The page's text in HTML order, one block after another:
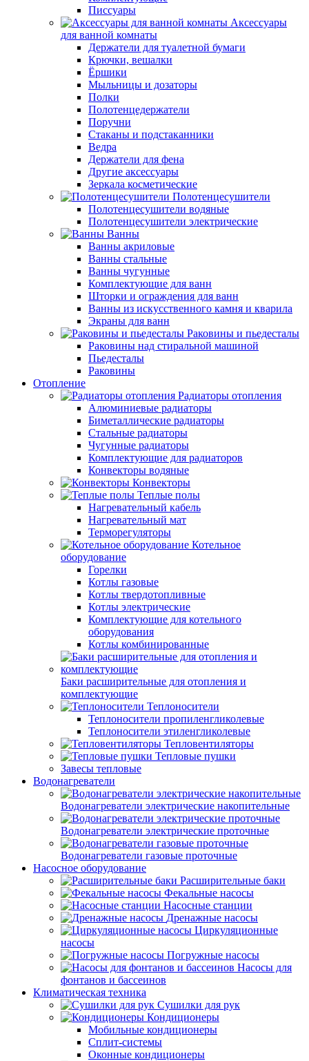
Писсуары
Аксессуары
для ванной комнаты
Держатели для туалетной бумаги
Крючки, вешалки
Ёршики
Мыльницы и дозаторы
Полки
Полотенцедержатели
Поручни
Стаканы и подстаканники
Ведра
Держатели для фена
Другие аксессуары
Зеркала косметические
Полотенцесушители
Полотенцесушители водяные
Полотенцесушители электрические
Ванны
Ванны акриловые
Ванны стальные
Ванны чугунные
Комплектующие для ванн
Шторки и ограждения для ванн
Ванны из искусственного камня и кварила
Экраны для ванн
Раковины и пьедесталы
Раковины над стиральной машиной
Пьедесталы
Раковины
Отопление
Радиаторы отопления
Алюминиевые радиаторы
Биметаллические радиаторы
Стальные радиаторы
Чугунные радиаторы
Комплектующие для радиаторов
Конвекторы водяные
Конвекторы
Теплые полы
Нагревательный кабель
Нагревательный мат
Терморегуляторы
Котельное
оборудование
Горелки
Котлы газовые
Котлы твердотопливные
Котлы электрические
Комплектующие для котельного
оборудования
Котлы комбинированные
Баки расширительные для отопления и
комплектующие
Теплоносители
Теплоносители пропиленгликолевые
Теплоносители этиленгликолевые
Тепловентиляторы
Тепловые пушки
Завесы тепловые
Водонагреватели
Водонагреватели электрические накопительные
Водонагреватели электрические проточные
Водонагреватели газовые проточные
Насосное оборудование
Расширительные баки
Фекальные насосы
Насосные станции
Дренажные насосы
Циркуляционные
насосы
Погружные насосы
Насосы для
фонтанов и бассеинов
Климатическая техника
Сушилки для рук
Кондиционеры
Мобильные кондиционеры
Сплит-системы
Оконные кондиционеры